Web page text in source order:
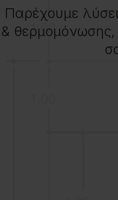
Παρέχουμε
& θερμομόνωσης,